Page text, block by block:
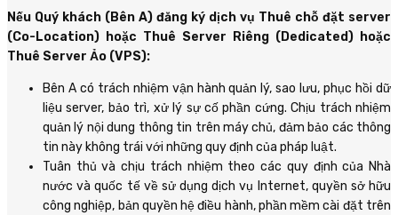
Nếu Quý khách (Bên A) đăng ký dịch vụ Thuê chỗ đặt server
(Co-Location) hoặc Thuê Server Riêng (Dedicated) hoặc
Thuê Server Ảo (VPS):
Bên A có trách nhiệm vận hành quản lý, sao lưu, phục hồi dữ
liệu server, bảo trì, xử lý sự cố phần cứng. Chịu trách nhiệm
quản lý nội dung thông tin trên máy chủ, đảm bảo các thông
tin này không trái với những quy định của pháp luật.
Tuân thủ và chịu trách nhiệm theo các quy định của Nhà
nước và quốc tế về sử dụng dịch vụ Internet, quyền sở hữu
công nghiệp, bản quyền hệ điều hành, phần mềm cài đặt trên